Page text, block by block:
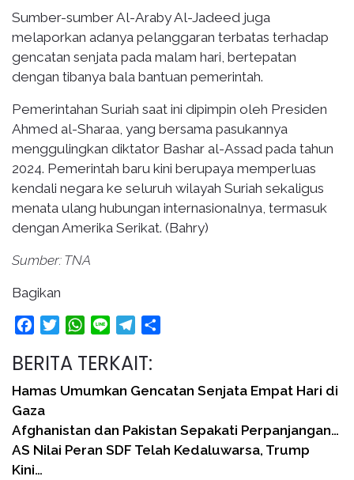
Sumber-sumber Al-Araby Al-Jadeed juga
melaporkan adanya pelanggaran terbatas terhadap
gencatan senjata pada malam hari, bertepatan
dengan tibanya bala bantuan pemerintah.
Pemerintahan Suriah saat ini dipimpin oleh Presiden
Ahmed al-Sharaa, yang bersama pasukannya
menggulingkan diktator Bashar al-Assad pada tahun
2024. Pemerintah baru kini berupaya memperluas
kendali negara ke seluruh wilayah Suriah sekaligus
menata ulang hubungan internasionalnya, termasuk
dengan Amerika Serikat. (Bahry)
Sumber: TNA
Bagikan
FacebookTwitterWhatsApp
Line Telegram
BERITA TERKAIT:
Hamas Umumkan Gencatan Senjata Empat Hari di
Gaza
Afghanistan dan Pakistan Sepakati Perpanjangan…
AS Nilai Peran SDF Telah Kedaluwarsa, Trump
Kini…